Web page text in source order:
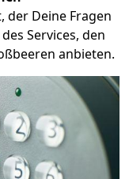
der Deine Fragen
Services, den
anbieten.